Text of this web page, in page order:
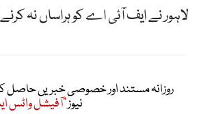
لاہور نے ایف آئی اے کو ہراساں نہ
روزانہ مستند اور خصوصی خبریں
نیوز"آفیشل واٹس